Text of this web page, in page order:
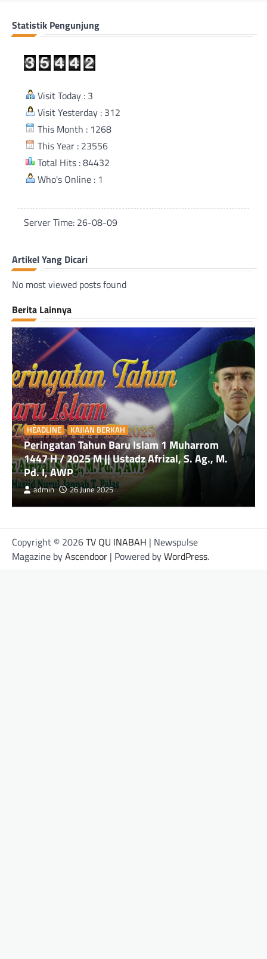
Statistik Pengunjung
Visit Today : 3
Visit Yesterday : 312
This Month : 1268
This Year : 23556
Total Hits : 84432
Who's Online : 1
Server Time: 26-08-09
Artikel Yang Dicari
No most viewed posts found
Berita Lainnya
HEADLINE KAJIAN BERKAH
Peringatan Tahun Baru Islam 1 Muharrom
1447 H / 2025 M || Ustadz Afrizal, S. Ag., M.
Pd. I, AWP
admin 26 June 2025
Copyright © 2026TV QU INABAH | Newspulse
Magazine byAscendoor | Powered byWordPress.